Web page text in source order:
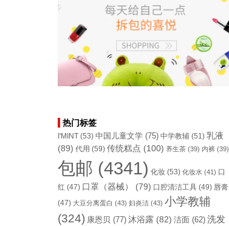
热门标签
I'MINT(53) 中国儿童文学(75) 中学教辅(51) 乳液
(89) 代用 (59) 传统糕点 (100) 养生茶(39) 内裤(39)
包邮 (4341) 化妆(53) 化妆水 (41) 口
红 (47) 口罩（器械） (79) 口腔清洁工具(49) 唇膏
(47) 大豆分离蛋白 (43) 妇炎洁(43) 小学教辅
(324) 康恩贝 (77) 沐浴露(82) 洁面 (62) 洗发